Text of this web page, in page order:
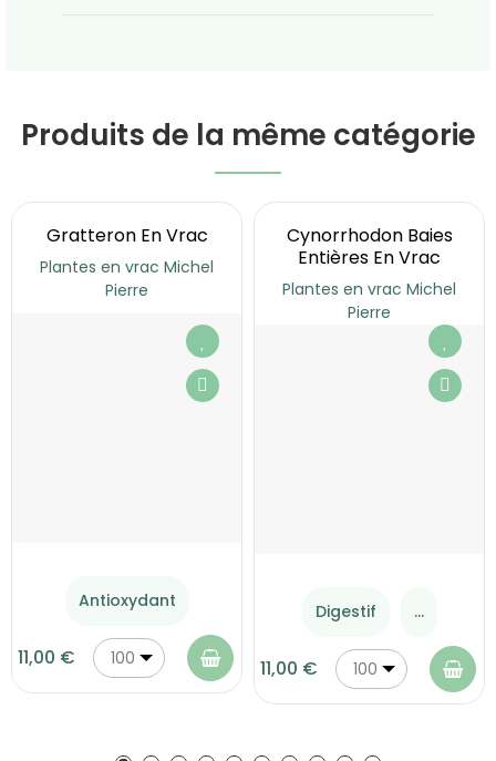
Produits de la même catégorie
Gratteron En Vrac
Plantes en vrac Michel
Pierre
Antioxydant
11,00 €
100
g
Cynorrhodon Baies
Entières En Vrac
Plantes en vrac Michel
Pierre
Digestif ...
11,00 €
100
g